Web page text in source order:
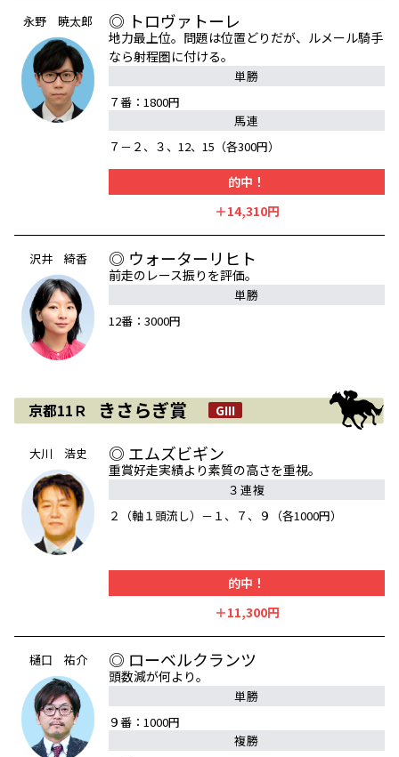
永野 暁太郎 ◎ トロヴァトーレ
地力最上位。問題は位置どりだが、ルメール騎手
なら射程圏に付ける。
単勝
７番：1800円
馬連
７－２、３、12、15（各300円）
的中！
＋14,310円
沢井 綺香 ◎ ウォーターリヒト
前走のレース振りを評価。
単勝
12番：3000円
京都11Ｒ きさらぎ賞 GIII
大川 浩史 ◎ エムズビギン
重賞好走実績より素質の高さを重視。
３連複
２（軸１頭流し）－１、７、９（各1000円）
的中！
＋11,300円
樋口 祐介 ◎ ローベルクランツ
頭数減が何より。
単勝
９番：1000円
複勝